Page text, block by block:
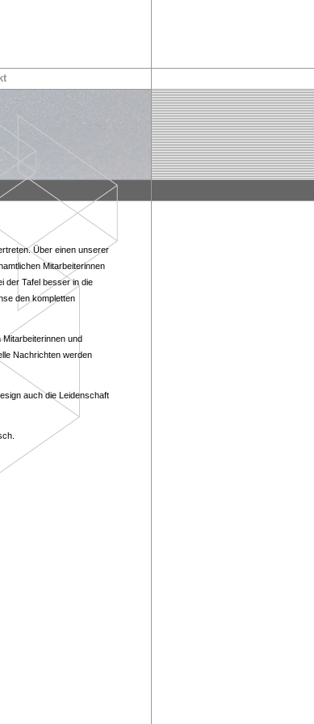
Über einen unserer
Mitarbeiterinnen
der Tafel besser in die
den kompletten
und
Nachrichten werden
auch die Leidenschaft